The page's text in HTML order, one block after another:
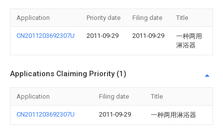
Application Priority date Filing date Title
CN2011203692307U 2011-09-29 2011-09-29
一种两用
淋浴器
Applications Claiming Priority (1)
Application Filing date Title
CN2011203692307U 2011-09-29 一种两用淋浴器